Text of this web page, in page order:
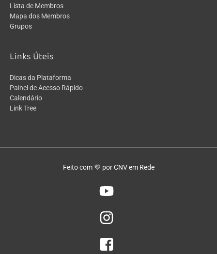
Lista de Membros
Mapa dos Membros
Grupos
Links Úteis
Dicas da Plataforma
Painel de Acesso Rápido
Calendário
Link Tree
Feito com 💜 por CNV em Rede